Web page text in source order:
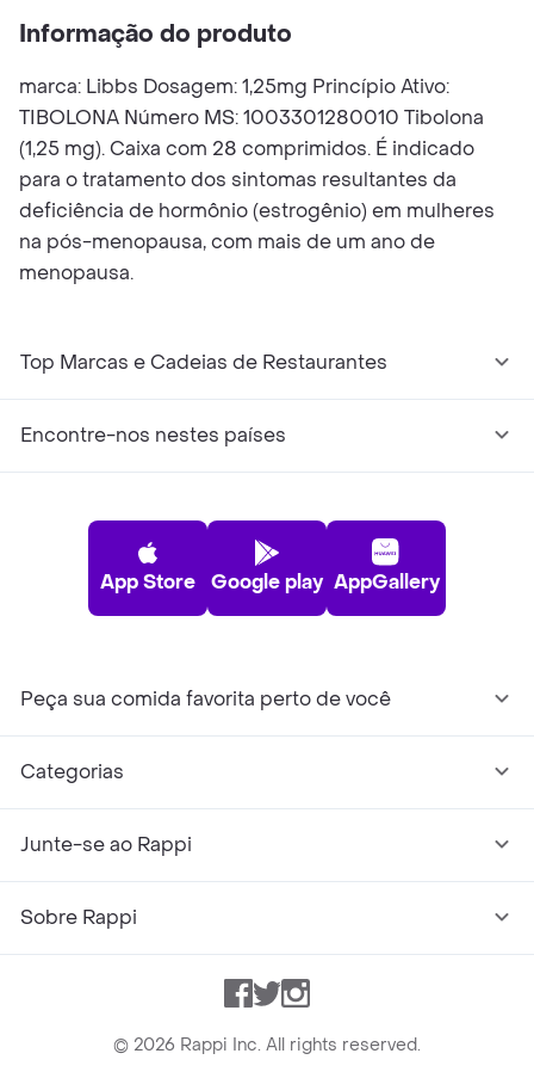
Informação do produto
marca: Libbs Dosagem: 1,25mg Princípio Ativo:
TIBOLONA Número MS: 1003301280010 Tibolona
(1,25 mg). Caixa com 28 comprimidos. É indicado
para o tratamento dos sintomas resultantes da
deficiência de hormônio (estrogênio) em mulheres
na pós-menopausa, com mais de um ano de
menopausa.
Top Marcas e Cadeias de Restaurantes
Encontre-nos nestes países
App Store Google play AppGallery
Peça sua comida favorita perto de você
Categorias
Junte-se ao Rappi
Sobre Rappi
Facebook
TwitterInstagram
© 2026 Rappi Inc. All rights reserved.